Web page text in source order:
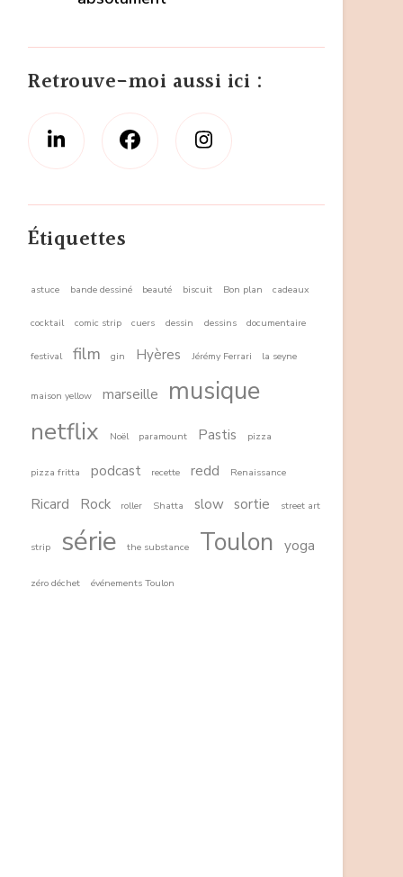
Retrouve-moi aussi ici :
Étiquettes
astuce bande dessiné beauté biscuit Bon plan cadeaux
cocktail comic strip cuers dessin dessins documentaire
festival film gin Hyères Jérémy Ferrari la seyne
maison yellow marseille musique
netflix Noël paramount Pastis pizza
pizza fritta podcast recette redd Renaissance
Ricard Rock roller Shatta slow sortie street art
strip série the substance Toulon yoga
zéro déchet événements Toulon